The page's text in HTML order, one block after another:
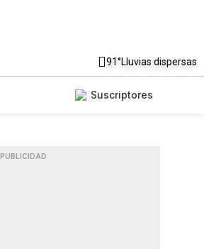
91°Lluvias dispersas
Suscriptores
PUBLICIDAD